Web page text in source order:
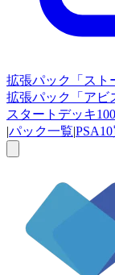
拡張パック 「ス
拡張パック
「アビ
スタートデッキ100
|パック一覧|